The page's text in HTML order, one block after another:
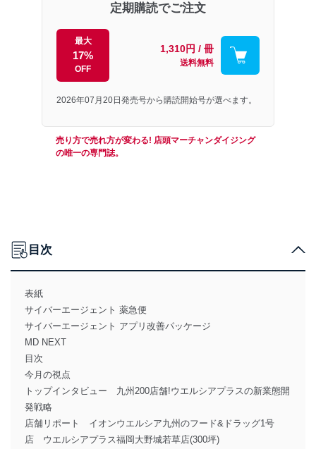
定期購読でご注文
最大
17%
OFF
1,310円 / 冊
送料無料
2026年07月20日発売号から購読開始号が選べます。
売り方で売れ方が変わる! 店頭マーチャンダイジング
の唯一の専門誌。
目次
表紙
サイバーエージェント 薬急便
サイバーエージェント アプリ改善パッケージ
MD NEXT
目次
今月の視点
トップインタビュー 九州200店舗!ウエルシアプラスの新業態開
発戦略
店舗リポート イオンウエルシア九州のフード&ドラッグ1号
店 ウエルシアプラス福岡大野城若草店(300坪)